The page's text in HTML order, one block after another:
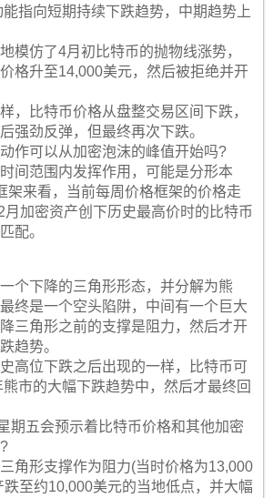
指向短期持续下跌趋势，中期趋势上
模仿了4月初比特币的抛物线涨势，
格升至14,000美元，然后被拒绝并开
，比特币价格从盘整交易区间下跌，
强劲反弹，但最终再次下跌。
作可以从加密泡沫的峰值开始吗?
间范围内发挥作用，可能是分形本
架来看，当前每周价格框架的价格走
加密资产创下历史最高价时的比特币
配。
个下降的三角形形态，并分解为熊
终是一个空头陷阱，中间有一个巨大
三角形之前的支撑是阻力，然后才开
趋势。
高位下跌之后出现的一样，比特币可
市的大幅下跌趋势中，然后才最终回
期五会预示着比特币价格和其他加密
角形支撑作为阻力(当时价格为13,000
至约10,000美元的当地低点，并大幅